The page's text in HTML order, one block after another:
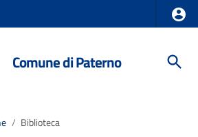
Comune di Paterno
/ Biblioteca